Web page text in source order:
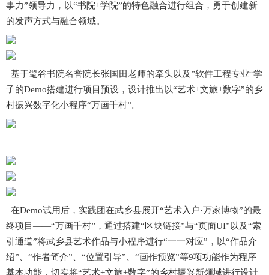
事力”领导力，以“书院+学院”的特色融合进行组合，勇于创建新
的发声方式与融合领域。
基于毣谷书院名誉院长张国田老师的牵头以及”软件工程专业“学
子的Demo搭建进行项目预设，设计推出以“艺术+文旅+数字”的乡
村振兴数字化小程序“万画千村”。
在Demo试用后，实践团在武乡县展开“艺术入户·万家博物”的最
终项目——“万画千村”，通过搭建“区块链接”与“页面UI”以及“索
引通道”将武乡县艺术作品与小程序进行“一一对应”，以“作品介
绍”、“作者简介”、“位置引导”、“画作预览”等9项功能作为程序
基本功能，切实将“艺术+文旅+数字”的乡村振兴新领域进行设计